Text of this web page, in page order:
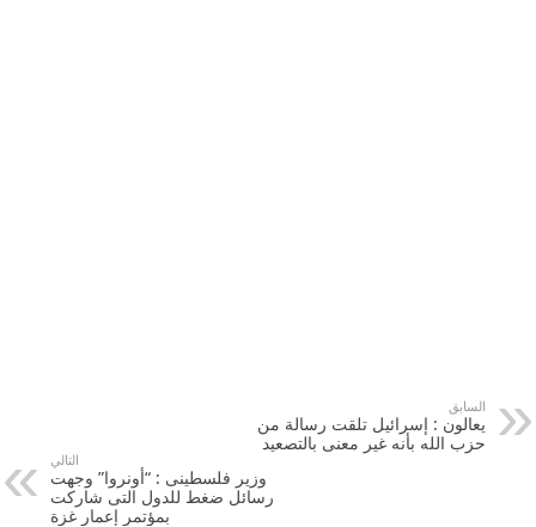
السابق
يعالون : إسرائيل تلقت رسالة من
حزب الله بأنه غير معنى بالتصعيد
التالي
وزير فلسطينى : “أونروا” وجهت
رسائل ضغط للدول التى شاركت
بمؤتمر إعمار ‫‏غزة‬